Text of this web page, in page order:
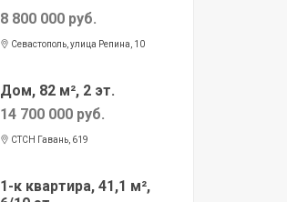
8 800 000 руб.
Севастополь, улица Репина, 10
Дом, 82 м², 2 эт.
14 700 000 руб.
СТСН Гавань, 619
1-к квартира, 41,1 м²,